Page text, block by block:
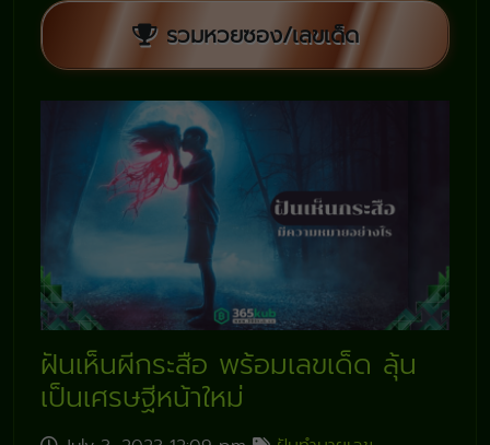
รวมหวยซอง/เลขเด็ด
ฝันเห็นผีกระสือ พร้อมเลขเด็ด ลุ้น
เป็นเศรษฐีหน้าใหม่